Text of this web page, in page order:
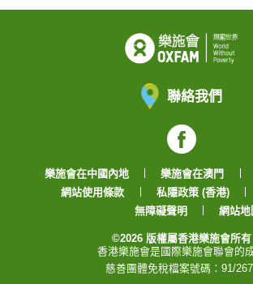
聯絡我們
樂施會在中國內地 樂施會在澳門
網站使用條款
私隱政策 (香港)
無障礙聲明
網站地
©2026 版權屬香港樂施會所有
香港樂施會是國際樂施會聯會的
慈善團體免稅檔案號碼：91/